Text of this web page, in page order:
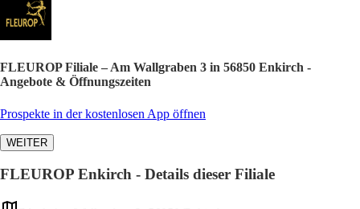
FLEUROP Filiale – Am Wallgraben 3 in 56850 Enkirch -
Angebote & Öffnungszeiten
Prospekte in der kostenlosen App öffnen
WEITER
FLEUROP Enkirch - Details dieser Filiale